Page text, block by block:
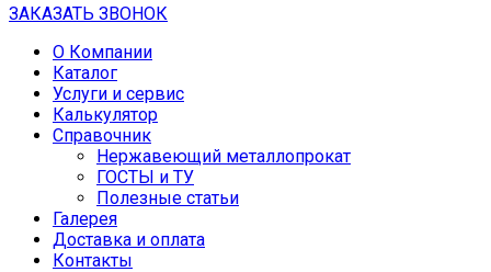
ЗАКАЗАТЬ ЗВОНОК
О Компании
Каталог
Услуги и сервис
Калькулятор
Справочник
Нержавеющий металлопрокат
ГОСТЫ и ТУ
Полезные статьи
Галерея
Доставка и оплата
Контакты